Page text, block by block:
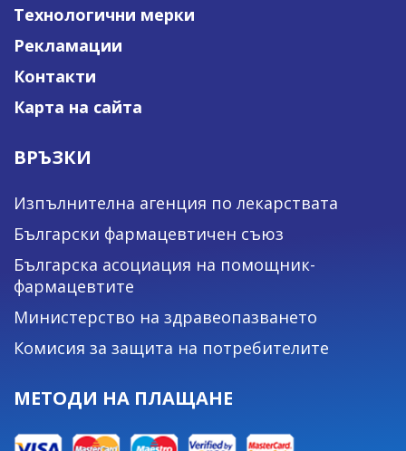
Технологични мерки
Рекламации
Контакти
Карта на сайта
ВРЪЗКИ
Изпълнителна агенция по лекарствата
Български фармацевтичен съюз
Българска асоциация на помощник-
фармацевтите
Министерство на здравеопазването
Комисия за защита на потребителите
МЕТОДИ НА ПЛАЩАНЕ